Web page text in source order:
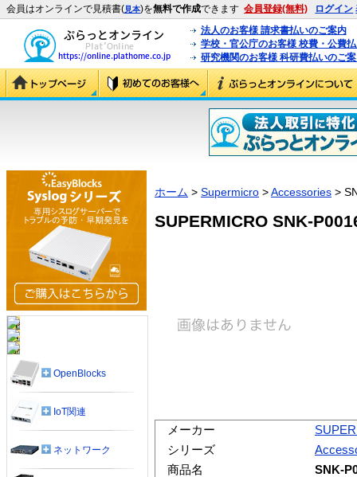
会員はオンラインで見積書(見本)を無料で作成できます 会員登録(無料) ログイン
法人のお客様 請求書払いのご案内
学校・官公庁のお客様 校費・公費
研究機関のお客様 科研費払いのご
ホーム > Supermicro >Accessories >
SUPERMICRO SNK-
メーカー
シリーズ
商品名
SNK-
OpenBlocks
IoT関連
ネットワーク